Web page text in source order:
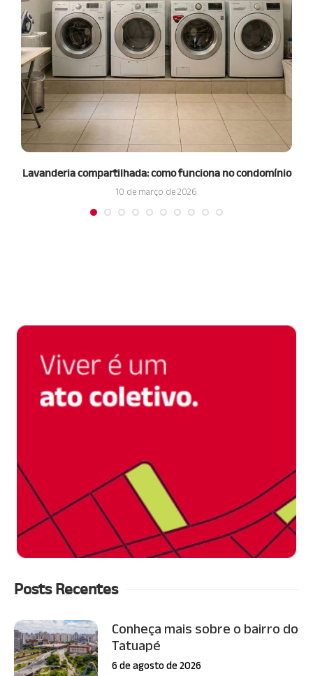
Lavanderia compartilhada: como funciona no condomínio
10 de março de 2026
Posts Recentes
Conheça mais sobre o bairro do
Tatuapé
6 de agosto de 2026